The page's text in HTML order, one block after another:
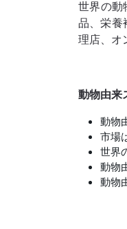
世界の動
品、栄養
理店、オ
動物由来
動物
市場
世界
動物
動物